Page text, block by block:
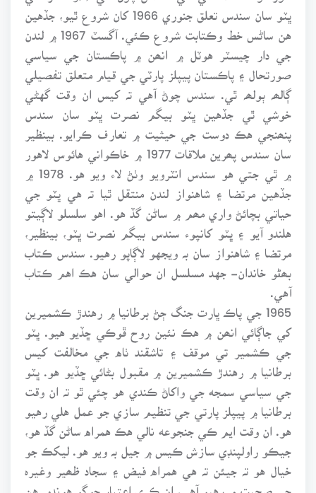
ڀٽو سان سندس تعلق جنوري 1966 کان شروع ٿيو، جڏهين
هن ساڻس خط وڪتابت شروع ڪئي. آگسٽ 1967 ۾ لندن
جي دار چيسٽر هوٽل ۾ انھن ۾ پاڪستان جي سياسي
صورتحال ۽ پاڪستان پيپلز پارٽي جي قيام متعلق تفصيلي
ڳالھہ ٻولھہ ٿي. سندس چوڻ آهي تہ کيس ان وقت گهڻي
خوشي ٿي جڏهين ڀٽو بيگم نصرت ڀٽو سان سندس
پنھنجي هڪ دوست جي حيثيت ۾ تعارف ڪرايو. بينظير
سان سندس پھرين ملاقات 1977 ۾ خاڪواني هائوس لاهور
جڏهين مرتضا ۽ شاهنواز لندن منتقل ٿيا تہ هي ڀٽو جي
حياتي بچائڻ واري مھم ۾ ساڻن گڏ هو. اهو سلسلو لاڳيتو
هلندو آيو ۽ ڀٽو کانپوء سندس بيگم نصرت ڀٽو، بينظير،
مرتضا ۽ شاهنواز سان بہ ويجهو لاڳاپو رهيو. سندس ڪتاب
بھٹو خاندان- جهد مسلسل ان حوالي سان هڪ اهم ڪتاب
آهي.
1965 جي پاڪ ڀارت جنگ ڄڻ برطانيا ۾ رهندڙ ڪشميرين
کي جاڳائي انھن ۾ هڪ نئين روح ڦوڪي ڇڏيو هيو. ڀٽو
جي ڪشمير تي موقف ۽ تاشقند ٺاه جي مخالفت کيس
برطانيا ۾ رهندڙ ڪشميرين ۾ مقبول بڻائي ڇڏيو هو. ڀٽو
جي سياسي سمجه جي واکاڻ ڪندي هو چئي ٿو تہ ان وقت
برطانيا ۾ پيپلز پارتي جي تنظيم سازي جو عمل هلي رهيو
هو. ان وقت ايم ڪي جنجوعه نالي هڪ همراه ساڻن گڏ هو،
جيڪو راولپنڊي سازش ڪيس ۾ جيل بہ ويو هو. ليکڪ جو
خيال هو تہ جيئن تہ هي همراه فيض ۽ سجاد ظھير وغيرہ
جي صحبت ۾ رهيو آهي، ان ڪري اعتبار جوڳو هوندو. هن